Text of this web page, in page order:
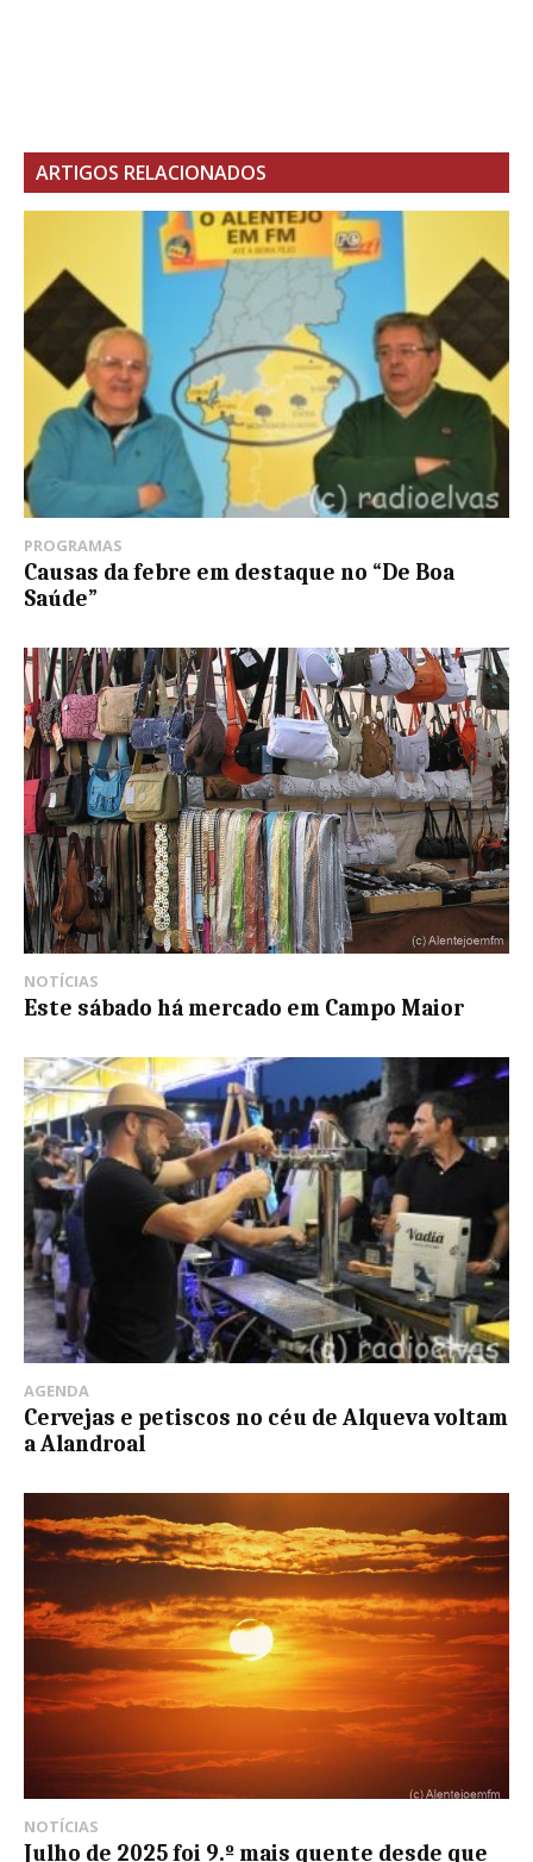
ARTIGOS RELACIONADOS
PROGRAMAS
Causas da febre em destaque no “De Boa
Saúde”
NOTÍCIAS
Este sábado há mercado em Campo Maior
AGENDA
Cervejas e petiscos no céu de Alqueva voltam
a Alandroal
NOTÍCIAS
Julho de 2025 foi 9.º mais quente desde que